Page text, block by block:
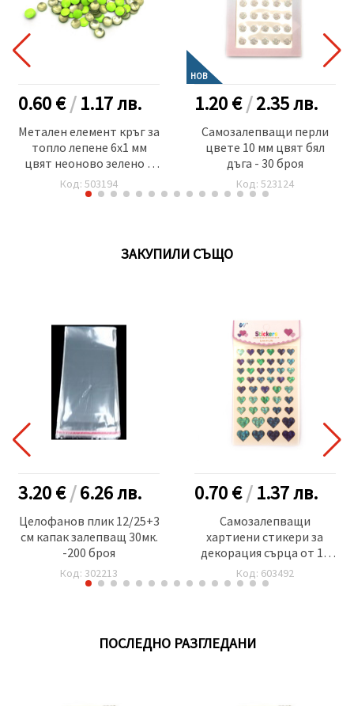
0.60 €/1.17лв.
Метален елемент кръг за
топло лепене 6x1 мм
цвят неоново зелено 2
грама ~100 броя
Код: 503194
НОВ
1.20 €/2.35лв.
Самозалепващи перли
цвете 10 мм цвят бял
дъга - 30 броя
Код: 523124
ЗАКУПИЛИ СЪЩО
3.20 €/6.26лв.
Целофанов плик 12/25+3
см капак залепващ 30мк.
-200 броя
Код: 302213
0.70 €/1.37лв.
Самозалепващи
хартиени стикери за
декорация сърца от 12
мм до 20 мм в лилаво-
зелена гама със седефен
Код: 603492
ПОСЛЕДНО РАЗГЛЕДАНИ